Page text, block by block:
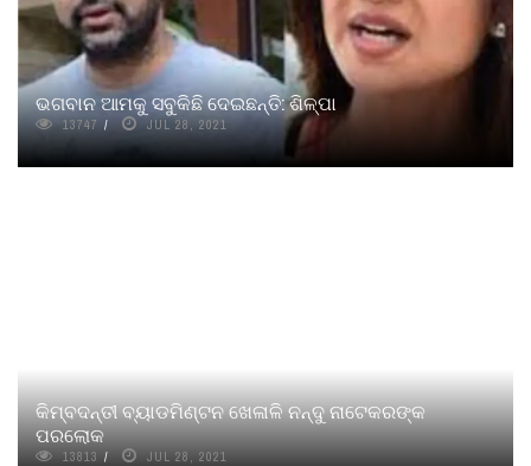
ଭଗବାନ ଆମକୁ ସବୁକିଛି ଦେଇଛନ୍ତି: ଶିଳ୍ପା
13747 JUL 28, 2021
କିମ୍ବଦନ୍ତୀ ବ୍ୟାଡମିଣ୍ଟନ ଖେଳାଳି ନନ୍ଦୁ ନାଟେକରଙ୍କ
ପରଲୋକ
13813 JUL 28, 2021